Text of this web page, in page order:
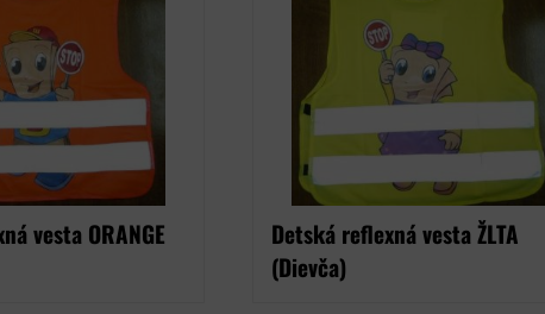
vesta ORANGE
Detská reflexná vesta ŽLTA
(Dievča)